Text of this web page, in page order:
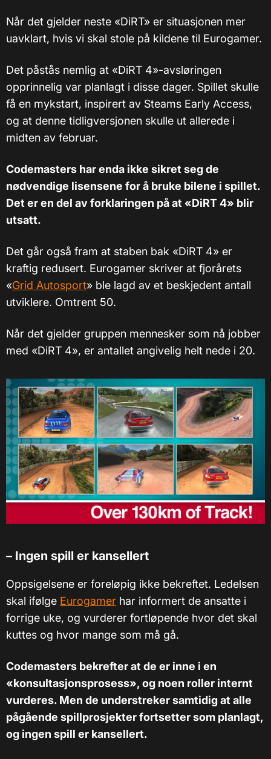
Når det gjelder neste «DiRT» er situasjonen mer
uavklart, hvis vi skal stole på kildene til Eurogamer.
Det påstås nemlig at «DiRT 4»-avsløringen
opprinnelig var planlagt i disse dager. Spillet skulle
få en mykstart, inspirert av Steams Early Access,
og at denne tidligversjonen skulle ut allerede i
midten av februar.
Codemasters har enda ikke sikret seg de
nødvendige lisensene for å bruke bilene i spillet.
Det er en del av forklaringen på at «DiRT 4» blir
utsatt.
Det går også fram at staben bak «DiRT 4» er
kraftig redusert. Eurogamer skriver at fjorårets
«Grid Autosport» ble lagd av et beskjedent antall
utviklere. Omtrent 50.
Når det gjelder gruppen mennesker som nå jobber
med «DiRT 4», er antallet angivelig helt nede i 20.
– Ingen spill er kansellert
Oppsigelsene er foreløpig ikke bekreftet. Ledelsen
skal ifølge Eurogamer har informert de ansatte i
forrige uke, og vurderer fortløpende hvor det skal
kuttes og hvor mange som må gå.
Codemasters bekrefter at de er inne i en
«konsultasjonsprosess», og noen roller internt
vurderes. Men de understreker samtidig at alle
pågående spillprosjekter fortsetter som planlagt,
og ingen spill er kansellert.